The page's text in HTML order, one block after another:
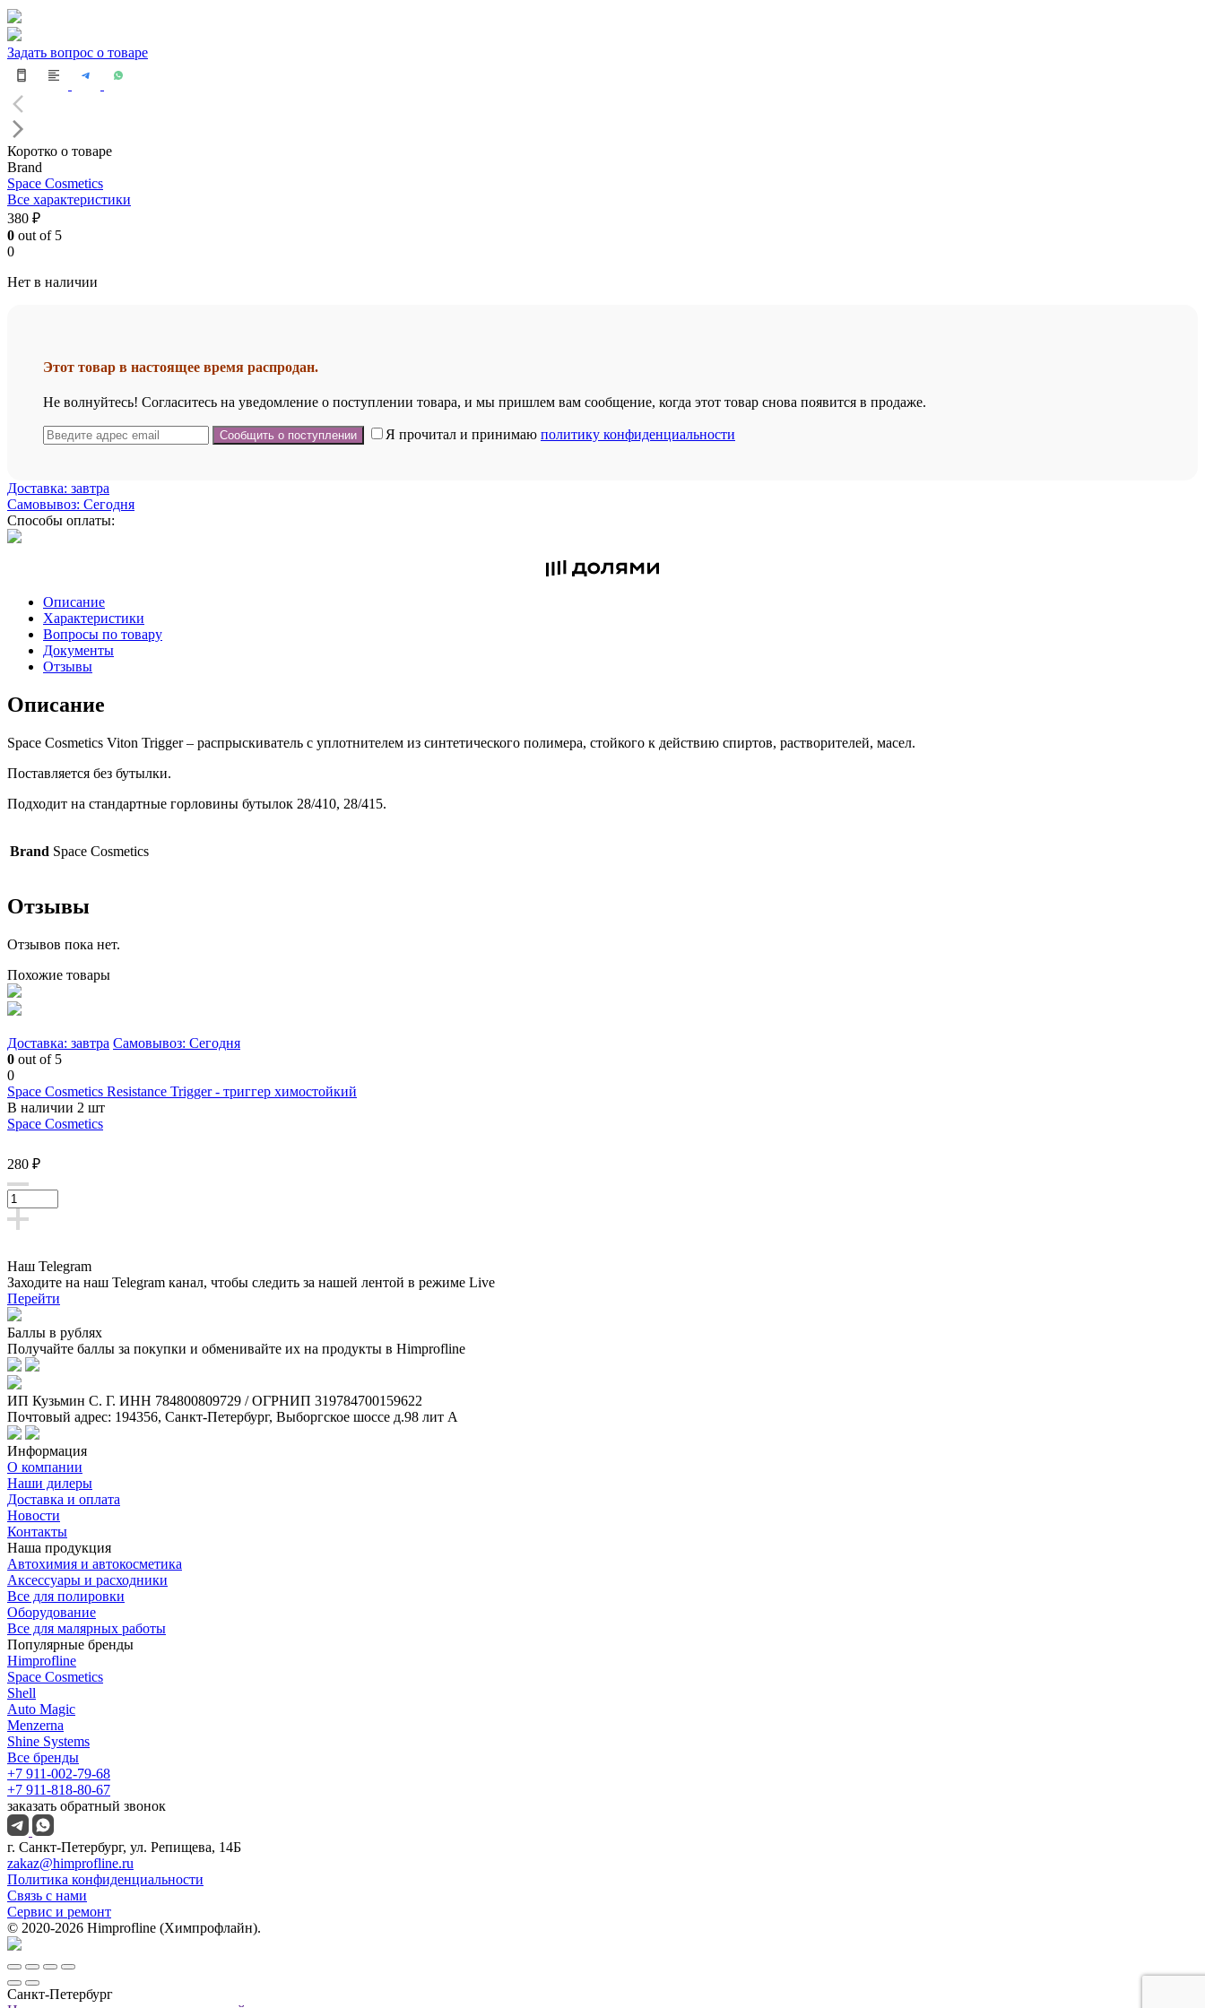
Задать вопрос о товаре
Коротко о товаре
Brand
Space Cosmetics
Все характеристики
380 ₽
0 out of 5
0
Нет в наличии
Этот товар в настоящее время распродан.
Не волнуйтесь! Согласитесь на уведомление о поступлении товара, и мы пришлем вам сообщение, когда этот товар снова появится в продаже.
Я прочитал и принимаю политику конфиденциальности
Доставка: завтра
Самовывоз: Сегодня
Способы оплаты:
Описание
Характеристики
Вопросы по товару
Документы
Отзывы
Описание
Space Cosmetics Viton Trigger – распрыскиватель с уплотнителем из синтетического полимера, стойкого к действию спиртов, растворителей, масел.
Поставляется без бутылки.
Подходит на стандартные горловины бутылок 28/410, 28/415.
Brand Space Cosmetics
Отзывы
Отзывов пока нет.
Похожие товары
Доставка: завтра Самовывоз: Сегодня
0 out of 5
0
Space Cosmetics Resistance Trigger - триггер химостойкий
В наличии 2 шт
Space Cosmetics
280 ₽
Наш Telegram
Заходите на наш Telegram канал, чтобы следить за нашей лентой в режиме Live
Перейти
Баллы в рублях
Получайте баллы за покупки и обменивайте их на продукты в Himprofline
ИП Кузьмин C. Г. ИНН 784800809729 / ОГРНИП 319784700159622
Почтовый адрес: 194356, Санкт-Петербург, Выборгское шоссе д.98 лит А
Информация
О компании
Наши дилеры
Доставка и оплата
Новости
Контакты
Наша продукция
Автохимия и автокосметика
Аксессуары и расходники
Все для полировки
Оборудование
Все для малярных работы
Популярные бренды
Himprofline
Space Cosmetics
Shell
Auto Magic
Menzerna
Shine Systems
Все бренды
+7 911-002-79-68
+7 911-818-80-67
заказать обратный звонок
г. Санкт-Петербург, ул. Репищева, 14Б
zakaz@himprofline.ru
Политика конфиденциальности
Связь с нами
Сервис и ремонт
© 2020-2026 Himprofline (Химпрофлайн).
Санкт-Петербург